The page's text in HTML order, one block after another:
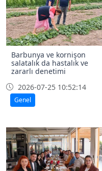
Barbunya ve kornişon
salatalık da hastalık ve
zararlı denetimi
2026-07-25 10:52:14
Genel